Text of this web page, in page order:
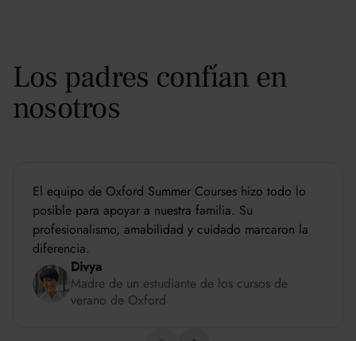
Los padres confían en
nosotros
El equipo de Oxford Summer Courses hizo todo lo
posible para apoyar a nuestra familia. Su
profesionalismo, amabilidad y cuidado marcaron la
diferencia.
Divya
Madre de un estudiante de los cursos de
verano de Oxford